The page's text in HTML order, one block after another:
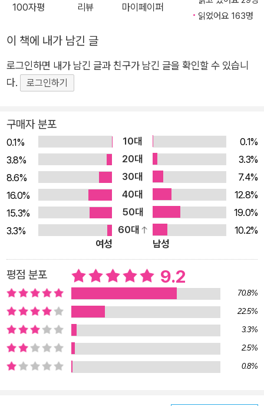
떻게 상식적인 다수를 지배하게 되는지 파헤친다. 민주주의의 기
본 원칙을 파괴하는 범인은 누구인가? 겉으로만 민주주의자인
이들과 극단주의 세력의 위험한 동맹 저자들은 민주주의를 파괴
화를 막는 낡은 민주주의 체제가 있다고 이야기한다. 허점으로 가
득한 낡은 민주주의 체제가 표면적으로 충직한 민주주의자들의
“충직한 민주주의자”(loyal democrat)와 “표면적으로 충직한
민주주의자”(semi-loyal democrat)의 차이는 무엇일까? 민주
주의자는 세 가지 기본 원칙을 지켜야 한다. 선거 결과에 승복할
것. 권력 쟁취를 위해 폭력을 사용하지 말 것. 극단주의 세력과 동
맹을 맺지 말 것. 충직한 민주주의자는 평화롭게 권력을 이양하
며, 정당한 경쟁으로 권력을 차지하고, 같은 진영이라 해도 극단
주의 세력과 단호히 관계를 끊는다. 표면적으로 충직한 민주주의
자들은 앞의 두 원칙을 지키는 것처럼 보인다. 그들은 넥타이 차
림의 주류 정치인이며 민주주의에 노골적으로 반대되는 행동을
하지 않는다. 그러나 그들은 극단주의 세력을 묵인하거나 은밀하
게 지원하면서 민주주의의 기본 원칙들을 파괴한다. 1934년 2월
6일, 재향군인회, 청년애국단, 프랑스행동 등의 단체에 소속된 수
만 명의 젊은 남성들이 프랑스 국회의사당을 습격했다. 그들은 의
회 해체와 보나파르트파 정부 복귀를 주장하며 의회로 진입했고,
수많은 이들이 사망하거나 부상을 입었다. 이들의 정치 테러보다
100자평 리뷰 마이페이퍼
읽었어요 163명
이 책에 내가 남긴 글
로그인하면 내가 남긴 글과 친구가 남긴 글을 확인할 수 있습니
다.
로그인하기
구매자 분포
0.1% 10대
0.1%
3.8%
20대
3.3%
8.6%
30대
7.4%
16.0%
40대
12.8%
15.3%
50대
19.0%
3.3%
60대
10.2%
여성
남성
평점 분포 9.2
70.8%
22.5%
3.3%
2.5%
0.8%